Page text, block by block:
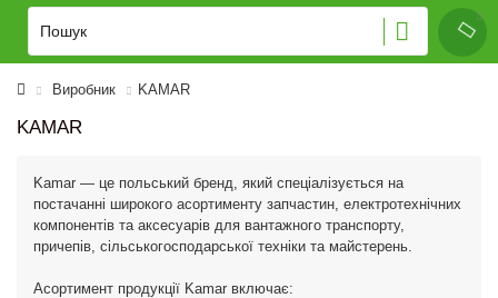
Виробник KAMAR
KAMAR
Kamar — це польський бренд, який спеціалізується на
постачанні широкого асортименту запчастин, електротехнічних
компонентів та аксесуарів для вантажного транспорту,
причепів, сільськогосподарської техніки та майстерень.
Асортимент продукції Kamar включає: